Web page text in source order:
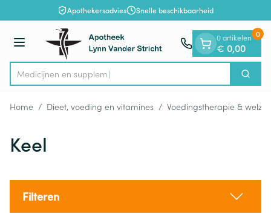
Ga naar de inhoudApothekersadvies Snelle beschikbaarheid
Menu
Product, merk, categorie...
Me Zoek
0 artikelen
€ 0,00
0
Home / Dieet, voeding en vitamines / Voedingstherapie & welzijn
Keel
Filteren